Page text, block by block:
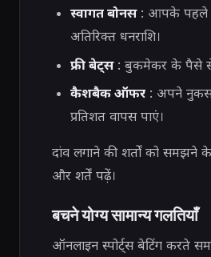
स्वागत बोनस: आपके पहले
अतिरिक्त धनराशि।
फ्री बेट्स: बुकमेकर के पैसे से
कैशबैक ऑफर: अपने
प्रतिशत वापस पाएं।
दांव लगाने की शर्तों को समझने
और शर्तें पढ़ें।
बचने योग्य सामान्य गलतियाँ
ऑनलाइन स्पोर्ट्स बेटिंग करते